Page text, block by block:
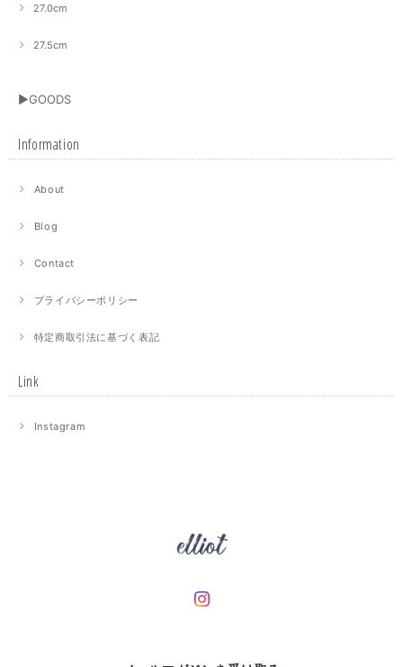
27.0cm
27.5cm
▶GOODS
Information
About
Blog
Contact
プライバシーポリシー
特定商取引法に基づく表記
Link
Instagram